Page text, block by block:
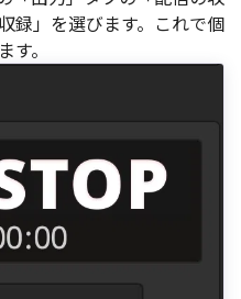
録」を選びます。これで個
。